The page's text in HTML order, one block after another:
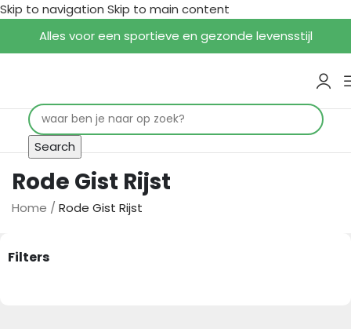
Skip to navigation Skip to main content
Alles voor een sportieve en gezonde levensstijl
Search
Rode Gist Rijst
Home / Rode Gist Rijst
Filters